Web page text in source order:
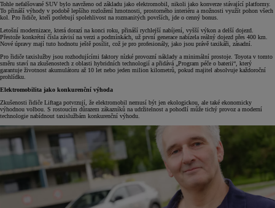
Tohle nefalšované SUV bylo navrženo od základu jako elektromobil, nikoli jako konverze stávající platformy.
To přináší výhody v podobě lepšího rozložení hmotnosti, prostorného interiéru a možnosti využít pohon všech
kol. Pro řidiče, kteří potřebují spolehlivost na rozmanitých površích, jde o cenný bonus.
Letošní modernizace, která dorazí na konci roku, přináší rychlejší nabíjení, vyšší výkon a delší dojezd.
Přestože konkrétní čísla závisí na verzi a podmínkách, už první generace nabízela reálný dojezd přes 400 km.
Nové úpravy mají tuto hodnotu ještě posílit, což je pro profesionály, jako jsou právě taxikáři, zásadní.
Pro řidiče taxislužby jsou rozhodujícími faktory nízké provozní náklady a minimální prostoje. Toyota v tomto
směru staví na zkušenostech z oblasti hybridních technologií a přidává „Program péče o baterii“, který
garantuje životnost akumulátoru až 10 let nebo jeden milion kilometrů, pokud majitel absolvuje každoroční
prohlídku.
Elektromobilita jako konkurenční výhoda
Zkušenosti řidiče Liftaga potvrzují, že elektromobil nemusí být jen ekologickou, ale také ekonomicky
výhodnou volbou. S rostoucím důrazem zákazníků na udržitelnost a pohodlí může tichý provoz a moderní
technologie nabídnout taxislužbám konkurenční výhodu.